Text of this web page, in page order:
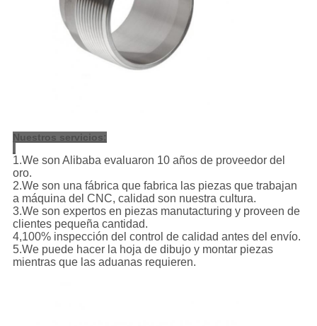
Nuestros servicios:
1.We son Alibaba evaluaron 10 años de proveedor del
oro.
2.We son una fábrica que fabrica las piezas que trabajan
a máquina del CNC, calidad son nuestra cultura.
3.We son expertos en piezas manutacturing y proveen de
clientes pequeña cantidad.
4,100% inspección del control de calidad antes del envío.
5.We puede hacer la hoja de dibujo y montar piezas
mientras que las aduanas requieren.